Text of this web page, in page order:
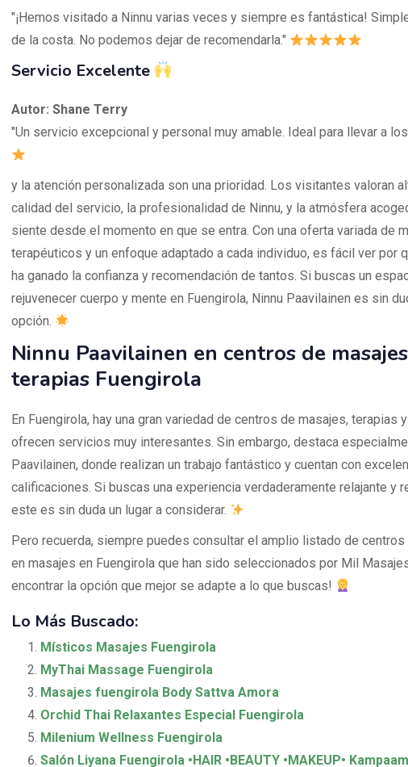
"¡Hemos visitado a Ninnu varias veces y siempre es fantástica!
de la costa. No podemos dejar de recomendarla."
Servicio Excelente
Autor: Shane Terry
"Un servicio excepcional y personal muy amable. Ideal para llevar a
y la atención personalizada son una prioridad. Los visitantes valoran
calidad del servicio, la profesionalidad de Ninnu, y la atmósfera
siente desde el momento en que se entra. Con una oferta variada de
terapéuticos y un enfoque adaptado a cada individuo, es fácil ver por
ha ganado la confianza y recomendación de tantos. Si buscas un
rejuvenecer cuerpo y mente en Fuengirola, Ninnu Paavilainen es sin
opción.
Ninnu Paavilainen en centros de
terapias Fuengirola
En Fuengirola, hay una gran variedad de centros de masajes, terapias
ofrecen servicios muy interesantes. Sin embargo, destaca
Paavilainen, donde realizan un trabajo fantástico y cuentan con
calificaciones. Si buscas una experiencia verdaderamente relajante y
este es sin duda un lugar a considerar.
Pero recuerda, siempre puedes consultar el amplio listado de
en masajes en Fuengirola que han sido seleccionados por Mil
encontrar la opción que mejor se adapte a lo que buscas!
Lo Más Buscado:
Místicos Masajes Fuengirola
MyThai Massage Fuengirola
Masajes fuengirola Body Sattva Amora
Orchid Thai Relaxantes Especial Fuengirola
Milenium Wellness Fuengirola
Salón Liyana Fuengirola •HAIR •BEAUTY •MAKEUP•